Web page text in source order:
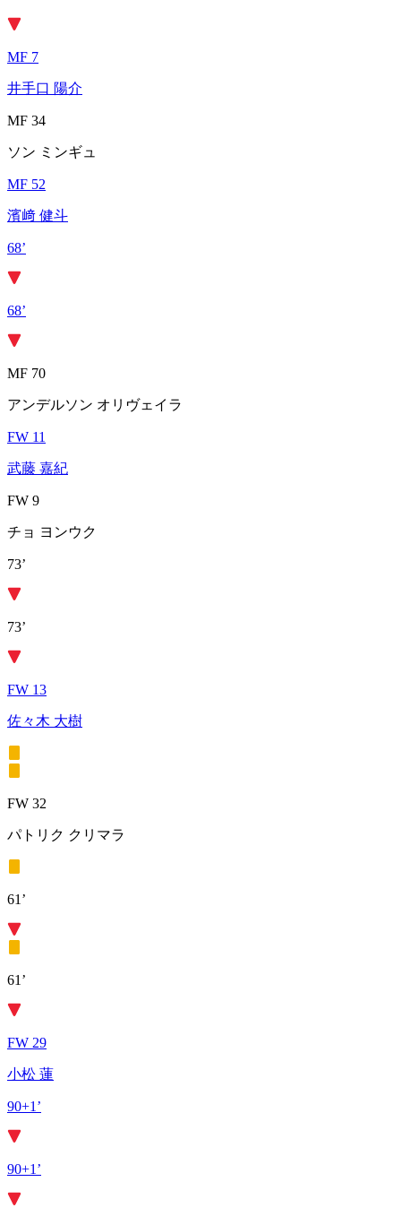
MF 7
井手口 陽介
MF 34
ソン ミンギュ
MF 52
濱﨑 健斗
68’
68’
MF 70
アンデルソン オリヴェイラ
FW 11
武藤 嘉紀
FW 9
チョ ヨンウク
73’
73’
FW 13
佐々木 大樹
FW 32
パトリク クリマラ
61’
61’
FW 29
小松 蓮
90+1’
90+1’